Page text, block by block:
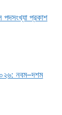
পদসংখ্যা প্রকাশ
নবম–দশম